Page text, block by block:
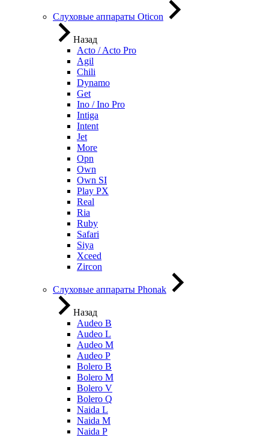
Слуховые аппараты Oticon
Назад
Acto / Acto Pro
Agil
Chili
Dynamo
Get
Ino / Ino Pro
Intiga
Intent
Jet
More
Opn
Own
Own SI
Play PX
Real
Ria
Ruby
Safari
Siya
Xceed
Zircon
Слуховые аппараты Phonak
Назад
Audeo B
Audeo L
Audeo М
Audeo P
Bolero B
Bolero M
Bolero V
Bolero Q
Naida L
Naida M
Naida P